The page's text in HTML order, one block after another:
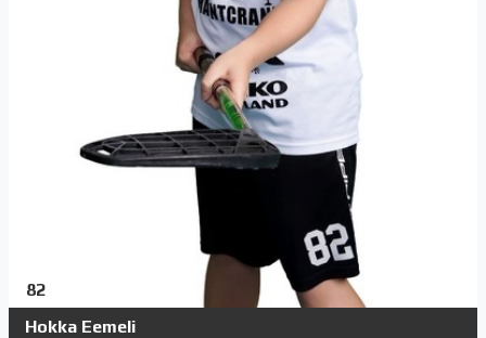
82
Hokka Eemeli